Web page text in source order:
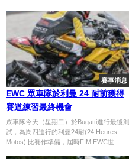
賽事消息
EWC 眾車隊於利曼 24 耐前獲得
賽道練習最終機會
眾車隊今天（星期二）於Bugatti進行最後測
試，為周四進行的利曼24耐(24 Heures
Motos) 比賽作準備，屆時FIM EWC世...